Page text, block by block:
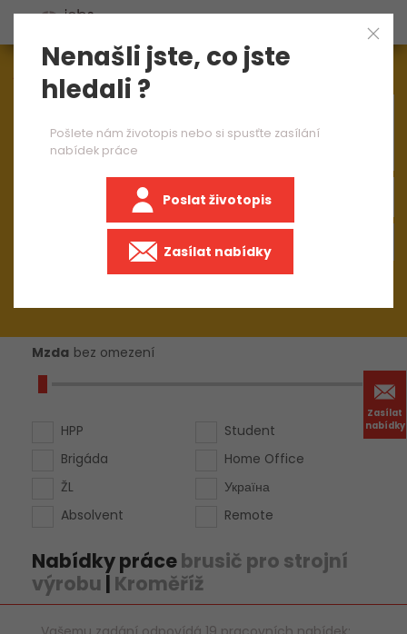
Zasílat
nabídky
Aktuálně1544nabídek práce
Mzda bez omezení
HPP
Brigáda
ŽL
Absolvent
Student
Home Office
Україна
Remote
Nabídky prácebrusič pro strojní
výrobu | Kroměříž
Nenašli jste, co jste
hledali ?
Pošlete nám životopis nebo si spusťte zasílání
nabídek práce
Poslat životopis
Zasílat nabídky